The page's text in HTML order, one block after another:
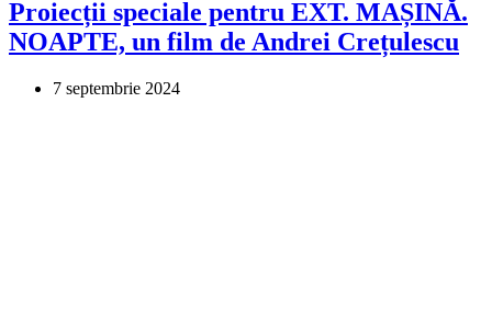
Proiecții speciale pentru EXT. MAȘINĂ.
NOAPTE, un film de Andrei Crețulescu
7 septembrie 2024